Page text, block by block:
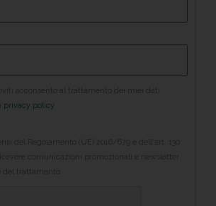
privacy policy
del Regolamento (UE) 2016/679 e dell'art. 130
comunicazioni promozionali e newsletter